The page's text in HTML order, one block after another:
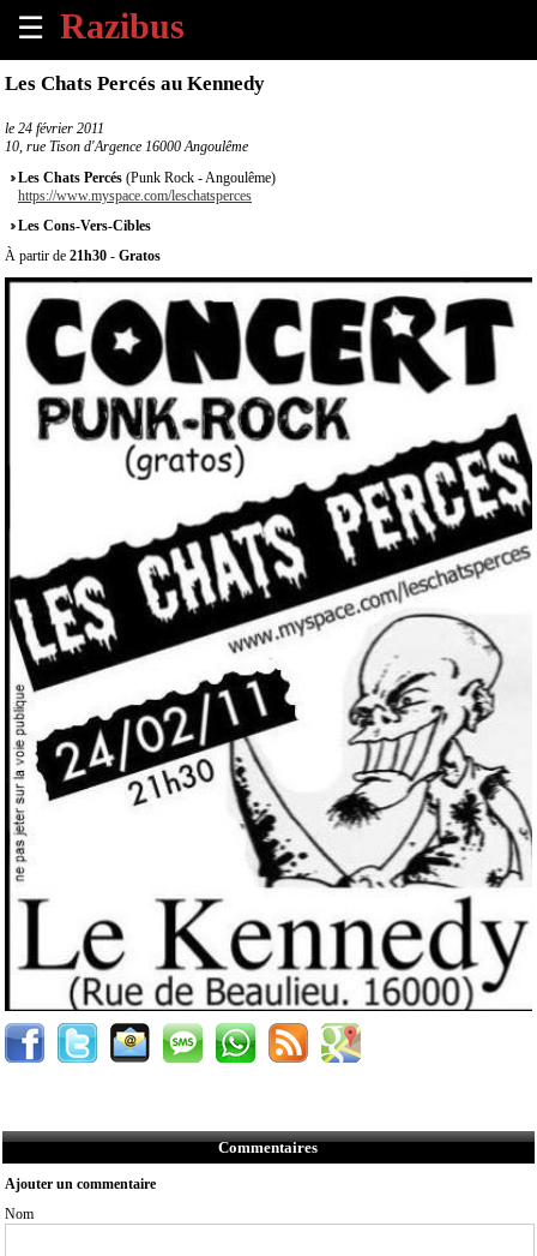
☰
×
Tous
les
évènements
à
venir
Annoncer
un
évènement
Contact
Les Chats Percés au Kennedy
le 24 février 2011
10, rue Tison d'Argence 16000 Angoulême
Les Chats Percés (Punk Rock - Angoulême)
https://www.myspace.com/leschatsperces
Les Cons-Vers-Cibles
À partir de 21h30 - Gratos
Commentaires
Ajouter un commentaire
Nom